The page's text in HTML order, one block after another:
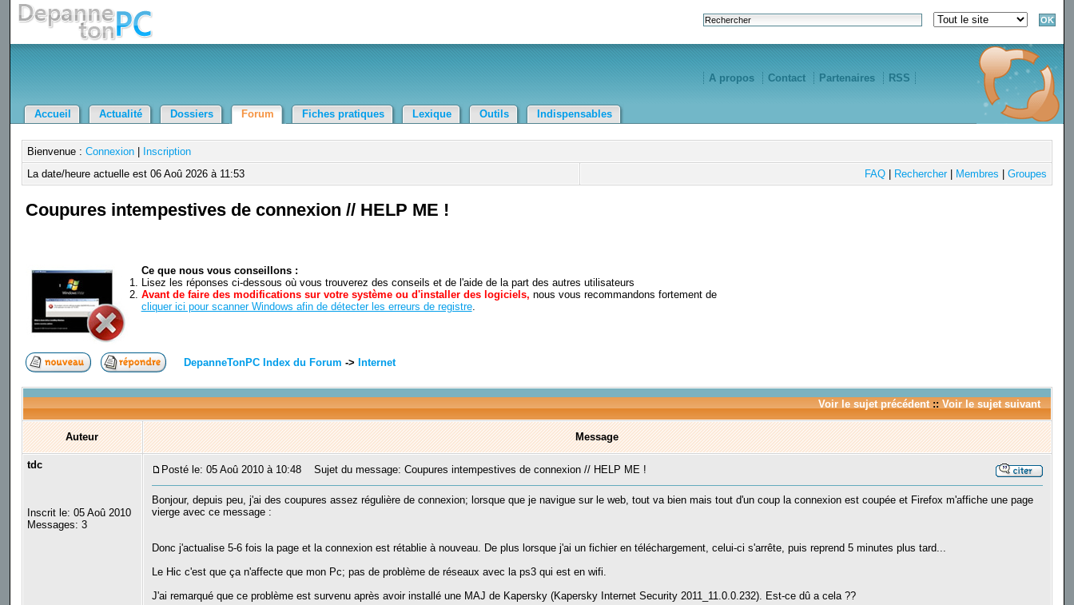
A propos Contact Partenaires RSS
Accueil Actualité Dossiers Forum Fiches pratiques Lexique Outils Indispensables
Bienvenue : Connexion|
Inscription
La date/heure actuelle est 06 Aoû 2026 à 11:53
FAQ| Rechercher| Membres Groupes
Coupures intempestives de connexion // HELP ME !
Ce que nous vous conseillons :
Lisez les réponses ci-dessous où vous trouverez des conseils et de l'aide de la part des autres utilisateurs
Avant de faire des modifications sur votre système ou d'installer des logiciels, nous vous recommandons fortement de
cliquer ici pour scanner Windows afin de détecter les erreurs de registre.
DepanneTonPC Index du Forum -> Internet
Voir le sujet précédent:: Voir le sujet suivant
Auteur Message
tdc
Inscrit le: 05 Aoû 2010
Messages: 3
Posté le: 05 Aoû 2010 à 10:48 Sujet du message: Coupures intempestives de connexion // HELP ME !
Bonjour, depuis peu, j'ai des coupures assez régulière de connexion; lorsque que je navigue sur le web, tout va bien mais tout d'un coup la connexion est coupée et Firefox m'affiche une page
vierge avec ce message :
Donc j'actualise 5-6 fois la page et la connexion est rétablie à nouveau. De plus lorsque j'ai un fichier en téléchargement, celui-ci s'arrête, puis reprend 5 minutes plus tard...
Le Hic c'est que ça n'affecte que mon Pc; pas de problème de réseaux avec la ps3 qui est en wifi.
J'ai remarqué que ce problème est survenu après avoir installé une MAJ de Kapersky (Kapersky Internet Security 2011_11.0.0.232). Est-ce dû a cela ??